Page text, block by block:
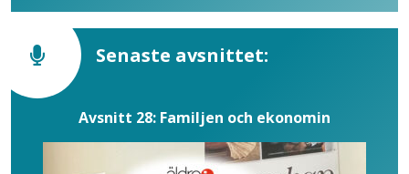
Senaste avsnittet:
Avsnitt 28: Familjen och ekonomin